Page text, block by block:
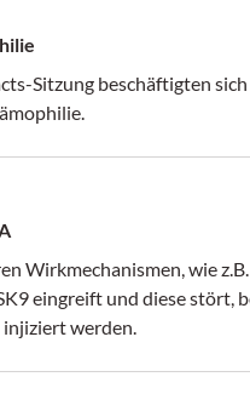
Sitzung beschäftigten
Wirkmechanismen, wie
eingreift und diese stört,
injiziert werden.